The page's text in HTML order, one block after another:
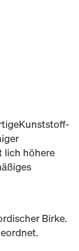
lich höhere
Birke.